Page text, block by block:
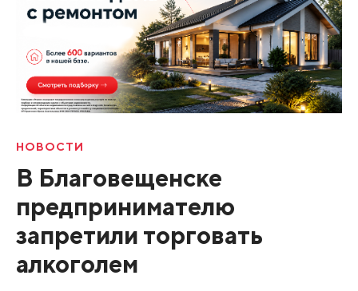
НОВОСТИ
В Благовещенске
предпринимателю
запретили торговать
алкоголем